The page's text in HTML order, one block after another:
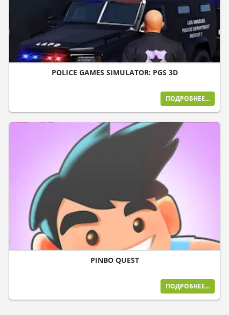
POLICE GAMES SIMULATOR: PGS 3D
ПОДРОБНЕЕ...
PINBO QUEST
ПОДРОБНЕЕ...